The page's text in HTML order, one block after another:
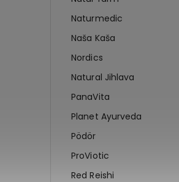
Naturmedic
Naša Kaša
Nordics
Natural Jihlava
PanaVita
Planet Ayurveda
Pödör
ProViotic
Red Reishi